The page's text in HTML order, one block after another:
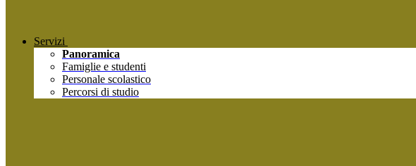
Servizi
Panoramica
Famiglie e studenti
Personale scolastico
Percorsi di studio